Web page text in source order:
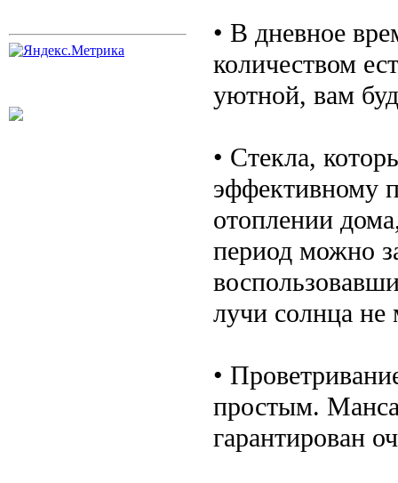
• В дневное
количеством
уютной, вам
• Стекла,
эффективному
отоплении
период можно
лучи солнца
•
простым.
гарантирован